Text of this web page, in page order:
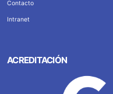
Contacto
Intranet
ACREDITACIÓN